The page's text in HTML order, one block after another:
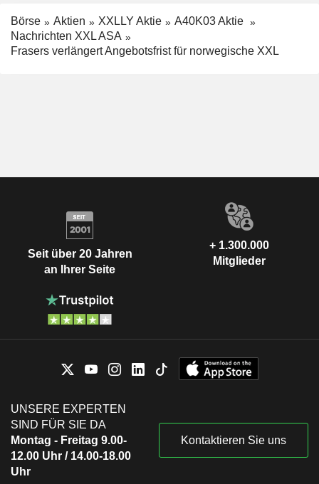
Börse Aktien XXLLY Aktie
A40K03 Aktie
Nachrichten XXL ASA
Frasers verlängert Angebotsfrist für norwegische XXL
Seit über 20 Jahren
an Ihrer Seite
+ 1.300.000
Mitglieder
UNSERE EXPERTEN
SIND FÜR SIE DA
Montag - Freitag 9.00-
12.00 Uhr / 14.00-18.00
Uhr
Kontaktieren Sie uns